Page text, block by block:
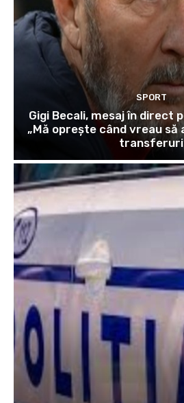
SPORT
Gigi Becali, mesaj în direct
„Mă oprește când vreau să